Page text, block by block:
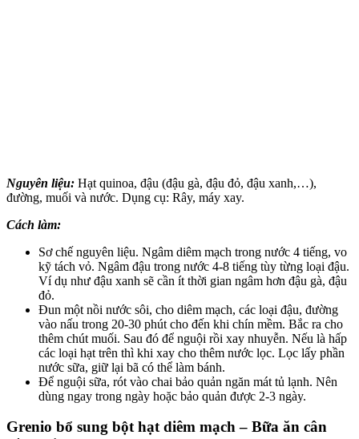
Nguyên liệu: Hạt quinoa, đậu (đậu gà, đậu đỏ, đậu xanh,…),
đường, muối và nước. Dụng cụ: Rây, máy xay.
Cách làm:
Sơ chế nguyên liệu. Ngâm diêm mạch trong nước 4 tiếng, vo
kỹ tách vỏ. Ngâm đậu trong nước 4-8 tiếng tùy từng loại đậu.
Ví dụ như đậu xanh sẽ cần ít thời gian ngâm hơn đậu gà, đậu
đỏ.
Đun một nồi nước sôi, cho diêm mạch, các loại đậu, đường
vào nấu trong 20-30 phút cho đến khi chín mềm. Bắc ra cho
thêm chút muối. Sau đó để nguội rồi xay nhuyễn. Nếu là hấp
các loại hạt trên thì khi xay cho thêm nước lọc. Lọc lấy phần
nước sữa, giữ lại bã có thể làm bánh.
Để nguội sữa, rót vào chai bảo quản ngăn mát tủ lạnh. Nên
dùng ngay trong ngày hoặc bảo quản được 2-3 ngày.
Grenio bổ sung bột hạt diêm mạch – Bữa ăn cân